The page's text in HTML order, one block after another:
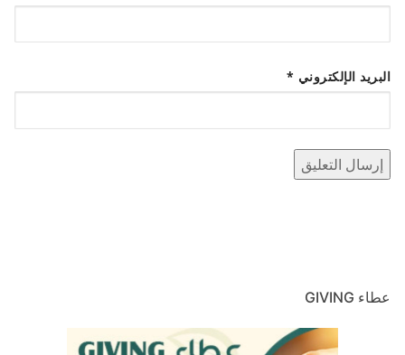
البريد الإلكتروني *
عطاء GIVING